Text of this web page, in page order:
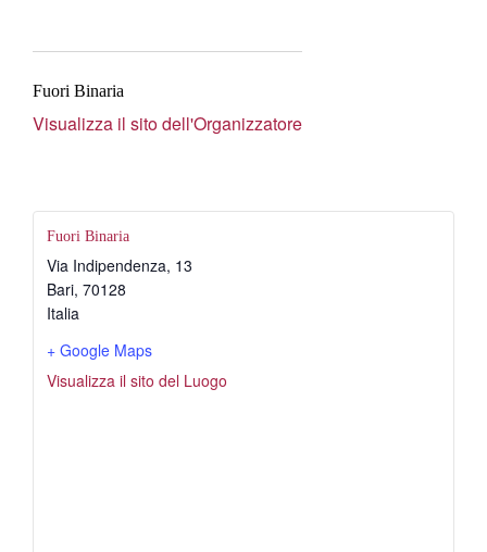
Fuori Binaria
Visualizza il sito dell'Organizzatore
Fuori Binaria
Via Indipendenza, 13
Bari, 70128
Italia
+ Google Maps
Visualizza il sito del Luogo